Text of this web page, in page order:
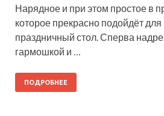
Нарядное и при этом простое в
которое прекрасно подойдёт
праздничный стол. Сперва
гармошкой и …
ПОДРОБНЕЕ